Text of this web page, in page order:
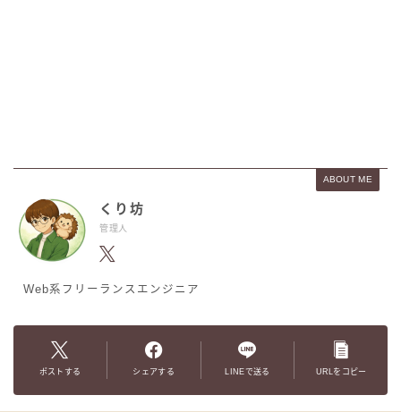
ABOUT ME
くり坊
管理人
Web系フリーランスエンジニア
ポストする シェアする LINEで送る URLをコピー